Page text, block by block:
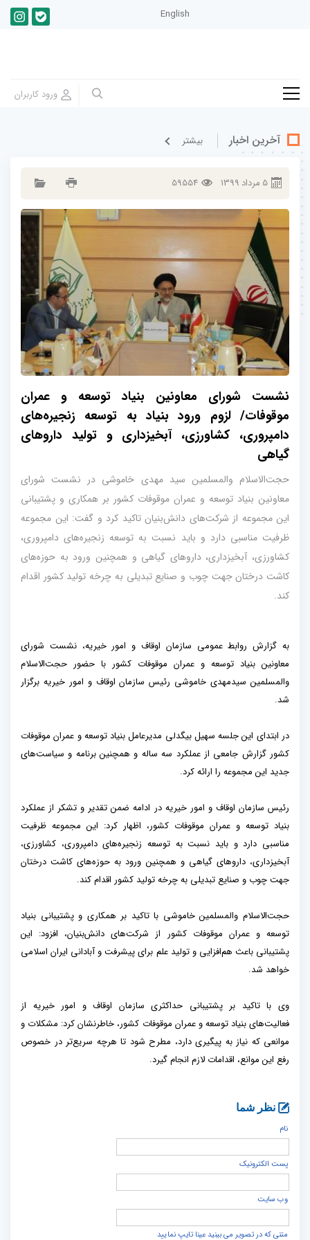
English
آخرین اخبار بيشتر
5 مرداد 1399
59554
نشست شورای معاونین بنیاد توسعه و عمران
موقوفات/ لزوم ورود بنیاد به توسعه زنجیره‌های
دامپروری، کشاورزی، آبخیزداری و تولید داروهای
گیاهی
حجت‌الاسلام والمسلمین سید مهدی خاموشی در نشست شورای
معاونین بنیاد توسعه و عمران موقوفات کشور بر همکاری و پشتیبانی
این مجموعه از شرکت‌های دانش‌بنیان تاکید کرد و گفت: این مجموعه
ظرفیت مناسبی دارد و باید نسبت به توسعه زنجیره‌های دامپروری،
کشاورزی، آبخیزداری، داروهای گیاهی و همچنین ورود به حوزه‌های
کاشت درختان جهت چوب و صنایع تبدیلی به چرخه تولید کشور اقدام
کند.
به گزارش روابط عمومی سازمان اوقاف و امور خیریه، نشست شورای
معاونین بنیاد توسعه و عمران موقوفات کشور با حضور حجت‌الاسلام
والمسلمین سیدمهدی خاموشی رئیس سازمان اوقاف و امور خیریه برگزار
شد.
در ابتدای این جلسه سهیل بیگدلی مدیرعامل بنیاد توسعه و عمران موقوفات
کشور گزارش جامعی از عملکرد سه ساله و همچنین برنامه و سیاست‌های
جدید این مجموعه را ارائه کرد.
رئیس سازمان اوقاف و امور خیریه در ادامه ضمن تقدیر و تشکر از عملکرد
بنیاد توسعه و عمران موقوفات کشور، اظهار کرد: این مجموعه ظرفیت
مناسبی دارد و باید نسبت به توسعه زنجیره‌های دامپروری، کشاورزی،
آبخیزداری، داروهای گیاهی و همچنین ورود به حوزه‌های کاشت درختان
جهت چوب و صنایع تبدیلی به چرخه تولید کشور اقدام کند.
حجت‌الاسلام والمسلمین خاموشی با تاکید بر همکاری و پشتیبانی بنیاد
توسعه و عمران موقوفات کشور از شرکت‌های دانش‌بنیان، افزود: این
پشتیبانی باعث هم‌افزایی و تولید علم برای پیشرفت و آبادانی ایران اسلامی
خواهد شد.
وی با تاکید بر پشتیبانی حداکثری سازمان اوقاف و امور خیریه از
فعالیت‌های بنیاد توسعه و عمران موقوفات کشور، خاطرنشان کرد: مشکلات و
موانعی که نیاز به پیگیری دارد، مطرح شود تا هرچه سریع‌تر در خصوص
رفع این موانع، اقدامات لازم انجام گیرد.
نظر شما
نام
پست الكترونيک
وب سایت
متنی که در تصویر می بینید عینا تایپ نمایید